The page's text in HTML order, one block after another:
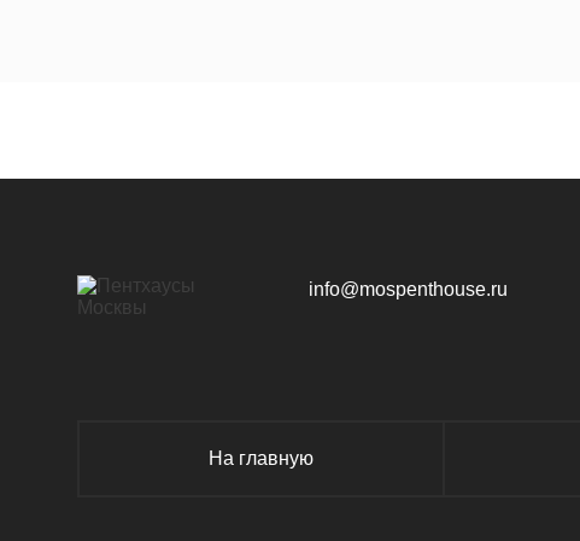
info@mospenthouse.ru
На главную